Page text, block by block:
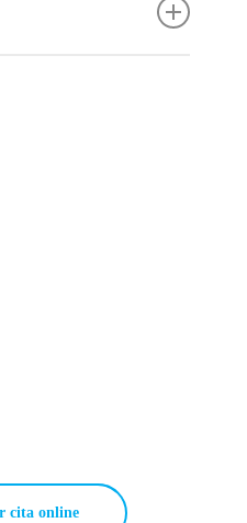
cita online